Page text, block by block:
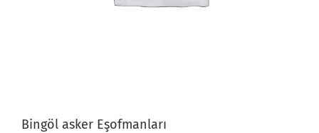
Bingöl asker Eşofmanları